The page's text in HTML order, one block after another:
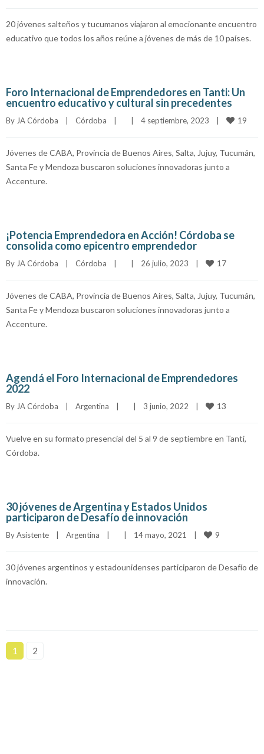
20 jóvenes salteños y tucumanos viajaron al emocionante encuentro
educativo que todos los años reúne a jóvenes de más de 10 países.
Foro Internacional de Emprendedores en Tanti: Un
encuentro educativo y cultural sin precedentes
By JA Córdoba Córdoba 4 septiembre, 2023 19
Jóvenes de CABA, Provincia de Buenos Aires, Salta, Jujuy, Tucumán,
Santa Fe y Mendoza buscaron soluciones innovadoras junto a
Accenture.
¡Potencia Emprendedora en Acción! Córdoba se
consolida como epicentro emprendedor
By JA Córdoba Córdoba 26 julio, 2023 17
Jóvenes de CABA, Provincia de Buenos Aires, Salta, Jujuy, Tucumán,
Santa Fe y Mendoza buscaron soluciones innovadoras junto a
Accenture.
Agendá el Foro Internacional de Emprendedores
2022
By JA Córdoba Argentina 3 junio, 2022 13
Vuelve en su formato presencial del 5 al 9 de septiembre en Tanti,
Córdoba.
30 jóvenes de Argentina y Estados Unidos
participaron de Desafío de innovación
By Asistente Argentina 14 mayo, 2021 9
30 jóvenes argentinos y estadounidenses participaron de Desafío de
innovación.
1 2